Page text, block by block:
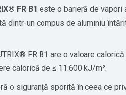
FR B1 este o barieră de vapori
dintr-un compus de aluminiu
FR B1 are o valoare
calorică de ≤ 11.600 kJ/m².
o siguranță sporită în ceea ce